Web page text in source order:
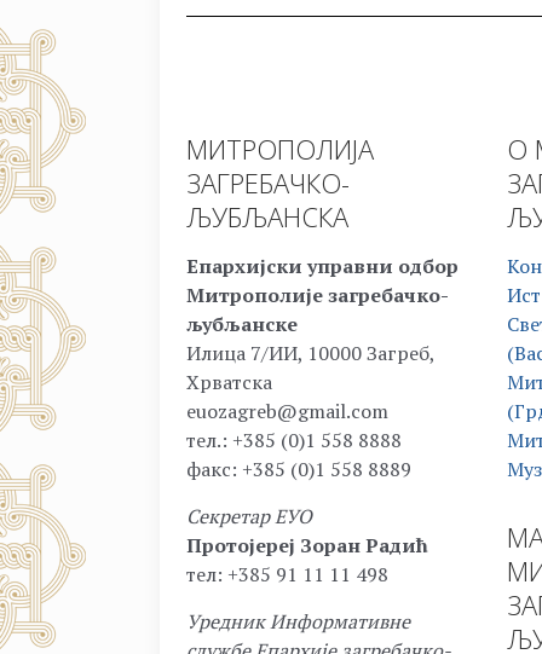
МИТРОПОЛИЈА
ЗАГРЕБАЧКО-
ЉУБЉАНСКА
Епархијски управни одбор
Митрополије загребачко-
љубљанске
Илица 7/ИИ, 10000 Загреб,
Хрватска
euozagreb@gmail.com
тел.: +385 (0)1 558 8888
факс: +385 (0)1 558 8889
Секретар ЕУО
Протојереј Зоран Радић
тел: +385 91 11 11 498
Уредник Информативне
О